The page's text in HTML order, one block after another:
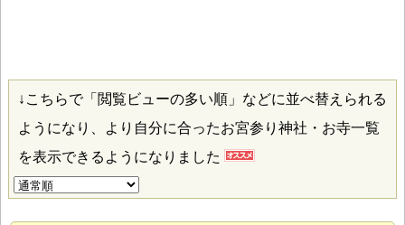
↓こちらで「閲覧ビューの多い順」などに並べ替えられる
ようになり、より自分に合ったお宮参り神社・お寺一覧
を表示できるようになりました